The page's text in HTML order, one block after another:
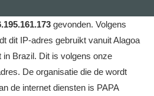
gevonden. Volgens
dit IP-adres gebruikt vanuit Alagoa
in Brazil. Dit is volgens onze
De organisatie die de wordt
de internet diensten is PAPA